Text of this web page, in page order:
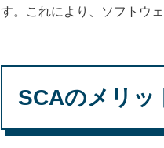
す。これにより、ソフトウ
SCAのメリッ